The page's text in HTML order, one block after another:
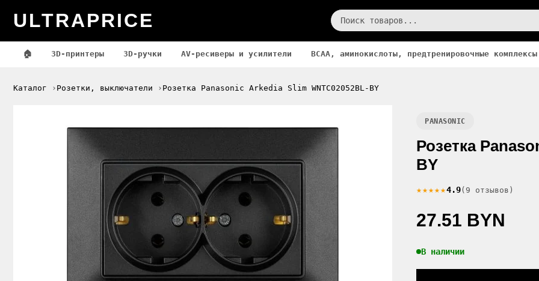
ULTRAPRICE
🏠 3D-принтеры 3D-ручки AV-ресиверы и усилители BCAA, аминокислоты, предтренировочные
Каталог Розетки, выключатели Розетка Panasonic Arkedia Slim WNTC02052BL-BY
PANASONIC
Розетка
BY
★★★★★4.9(9 отзывов)
27.51 BYN
В наличии